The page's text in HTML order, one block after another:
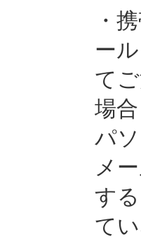
・
ー
て
場合
パ
メ
す
て